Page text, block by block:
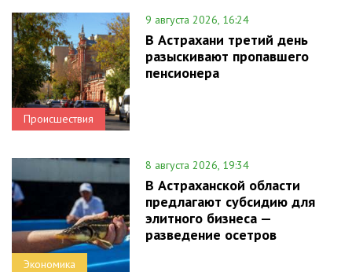
Происшествия
9 августа 2026, 16:24
В Астрахани третий день
разыскивают пропавшего
пенсионера
Экономика
8 августа 2026, 19:34
В Астраханской области
предлагают субсидию для
элитного бизнеса —
разведение осетров